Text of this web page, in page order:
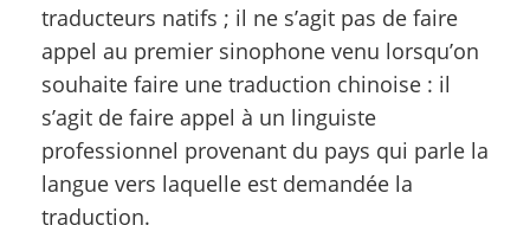
traducteurs natifs ; il ne s’agit pas de faire
appel au premier sinophone venu lorsqu’on
souhaite faire une traduction chinoise : il
s’agit de faire appel à un linguiste
professionnel provenant du pays qui parle la
langue vers laquelle est demandée la
traduction.